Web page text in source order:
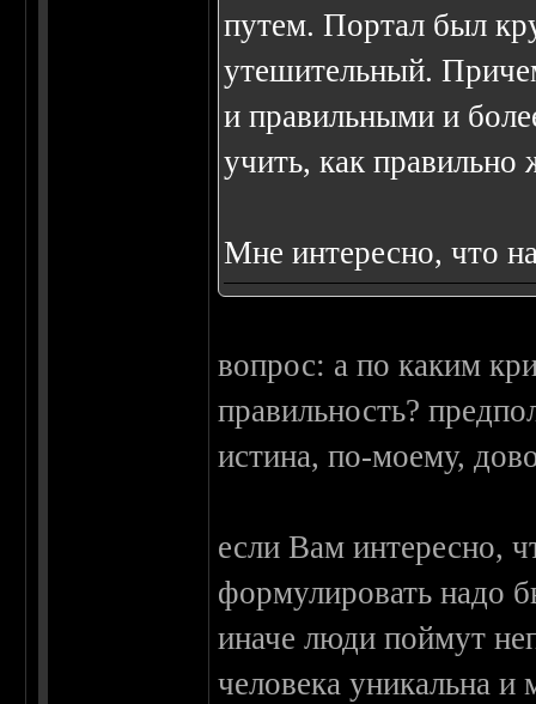
путем. Портал был
утешительный.
и правильными и
учить, как правильно
Мне интересно, что
вопрос: а по каким
правильность?
истина, по-моему,
если Вам интересно,
формулировать надо
иначе люди поймут
человека уникальна и